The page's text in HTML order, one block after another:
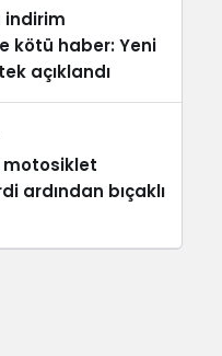
indirim
kötü haber: Yeni
açıklandı
motosiklet
ardından bıçaklı